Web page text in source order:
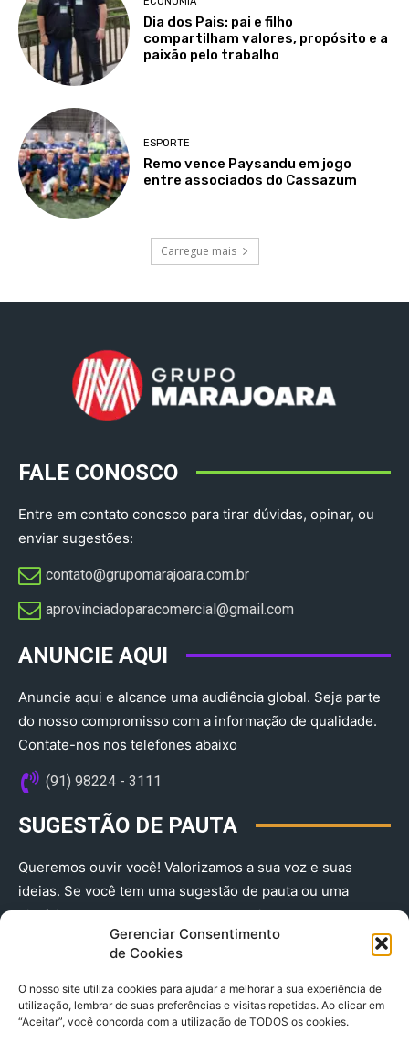
Gerenciar Consentimento
de Cookies
O nosso site utiliza cookies para ajudar a melhorar a sua experiência de
utilização, lembrar de suas preferências e visitas repetidas. Ao clicar em
“Aceitar”, você concorda com a utilização de TODOS os cookies.
Dia dos Pais: pai e filho
compartilham valores, propósito e a
paixão pelo trabalho
ESPORTE
Remo vence Paysandu em jogo
entre associados do Cassazum
Carregue mais
FALE CONOSCO
Entre em contato conosco para tirar dúvidas, opinar, ou
enviar sugestões:
contato@grupomarajoara.com.br
aprovinciadoparacomercial@gmail.com​
ANUNCIE AQUI
Anuncie aqui e alcance uma audiência global. Seja parte
do nosso compromisso com a informação de qualidade.
Contate-nos nos telefones abaixo
(91) 98224 - 3111
SUGESTÃO DE PAUTA
Queremos ouvir você! Valorizamos a sua voz e suas
ideias. Se você tem uma sugestão de pauta ou uma
história que merece ser contada, envie-nos agora!
(91) 98224 - 3111